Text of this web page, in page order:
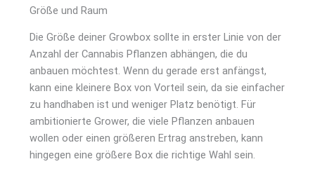
Größe und Raum
Die Größe deiner Growbox sollte in erster Linie von der
Anzahl der Cannabis Pflanzen abhängen, die du
anbauen möchtest. Wenn du gerade erst anfängst,
kann eine kleinere Box von Vorteil sein, da sie einfacher
zu handhaben ist und weniger Platz benötigt. Für
ambitionierte Grower, die viele Pflanzen anbauen
wollen oder einen größeren Ertrag anstreben, kann
hingegen eine größere Box die richtige Wahl sein.